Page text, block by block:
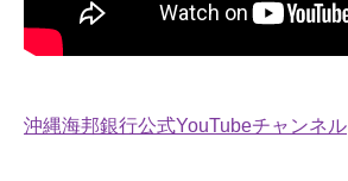
沖縄海邦銀行公式YouTubeチャンネル